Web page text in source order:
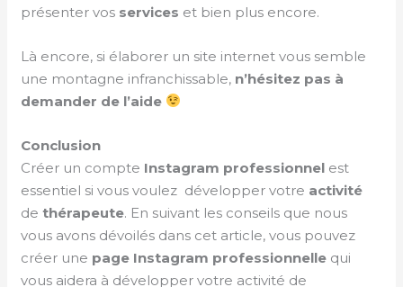
présenter vos services et bien plus encore.
Là encore, si élaborer un site internet vous semble
une montagne infranchissable, n’hésitez pas à
demander de l’aide
Conclusion
Créer un compte Instagram professionnel est
essentiel si vous voulez développer votre activité
dethérapeute. En suivant les conseils que nous
vous avons dévoilés dans cet article, vous pouvez
créer une page Instagram professionnelle qui
vous aidera à développer votre activité de